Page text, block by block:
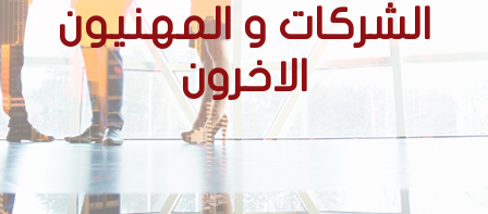
الشركات و المهنيون
الاخرون
الشركات الحائزة على عقود